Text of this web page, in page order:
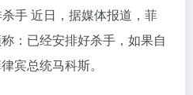
手 近日，据媒体报道，菲
：已经安排好杀手，如果自
宾总统马科斯。